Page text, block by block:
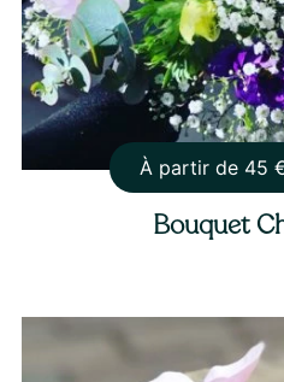
À partir de 45
Bouquet